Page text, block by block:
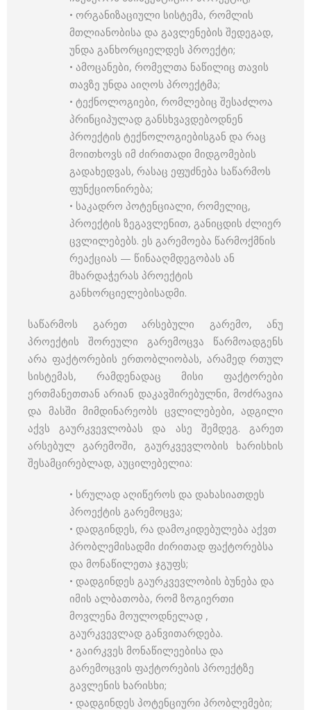
• ორგანიზაციული სისტემა, რომლის
მთლიანობისა და გავლენების შედეგად,
უნდა განხორციელდეს პროექტი;
• ამოცანები, რომელთა ნაწილიც თავის
თავზე უნდა აიღოს პროექტმა;
• ტექნოლოგიები, რომლებიც შესაძლოა
პრინციპულად განსხვავდებოდნენ
პროექტის ტექნოლოგიებისგან და რაც
მოითხოვს იმ ძირითადი მიდგომების
გადახედვას, რასაც ეფუძნება საწარმოს
ფუნქციონირება;
• საკადრო პოტენციალი, რომელიც,
პროექტის ზეგავლენით, განიცდის ძლიერ
ცვლილებებს. ეს გარემოება წარმოქმნის
რეაქციას — წინააღმდეგობას ან
მხარდაჭერას პროექტის
განხორციელებისადმი.
საწარმოს გარეთ არსებული გარემო, ანუ
პროექტის შორეული გარემოცვა წარმოადგენს
არა ფაქტორების ერთობლიობას, არამედ რთულ
სისტემას, რამდენადაც მისი ფაქტორები
ერთმანეთთან არიან დაკავშირებულნი, მოძრავია
და მასში მიმდინარეობს ცვლილებები, ადგილი
აქვს გაურკვევლობას და ასე შემდეგ. გარეთ
არსებულ გარემოში, გაურკვევლობის ხარისხის
შესამცირებლად, აუცილებელია:
• სრულად აღიწეროს და დახასიათდეს
პროექტის გარემოცვა;
• დადგინდეს, რა დამოკიდებულება აქვთ
პრობლემისადმი ძირითად ფაქტორებსა
და მონაწილეთა ჯგუფს;
• დადგინდეს გაურკვევლობის ბუნება და
იმის ალბათობა, რომ ზოგიერთი
მოვლენა მოულოდნელად ,
გაურკვევლად განვითარდება.
• გაირკვეს მონაწილეებისა და
გარემოცვის ფაქტორების პროექტზე
გავლენის ხარისხი;
• დადგინდეს პოტენციური პრობლემები;